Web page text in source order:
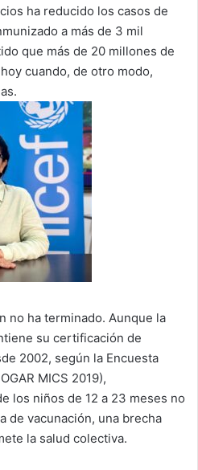
ha reducido los casos de
a más de 3 mil
que más de 20 millones de
cuando, de otro modo,
no ha terminado. Aunque la
su certificación de
2002, según la Encuesta
MICS 2019),
los niños de 12 a 23 meses no
de vacunación, una brecha
la salud colectiva.